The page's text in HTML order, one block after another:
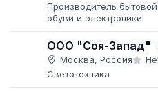
Производитель
обуви и электроники
ООО "Соя-Запад"
Москва, Россия
Светотехника